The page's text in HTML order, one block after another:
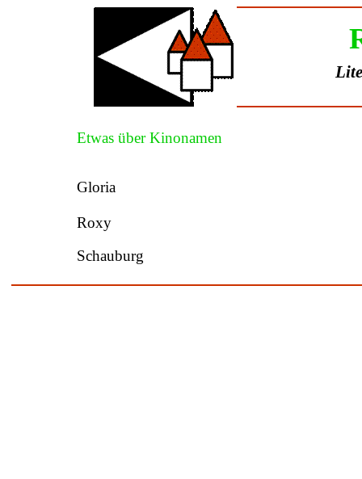
Etwasüber Kinonamen
Gloria
Roxy
Schauburg